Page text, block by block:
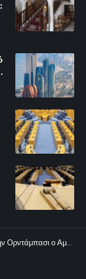
ο Αμπάνια